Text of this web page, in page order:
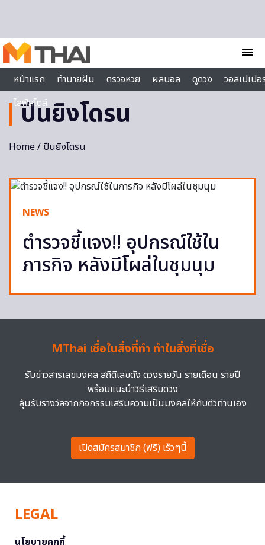
menu
หน้าแรก
ทำนายฝัน ตรวจหวย ผลบอล ดูดวง
วอลเปเป
ไลฟ์สไตล์
ปืนยิงโดรน
Home/ ปืนยิงโดรน
NEWS
ตำรวจชี้แจง!! อุปกรณ์ใช้ใน
ภารกิจ หลังมีโผล่ในชุมนุม
MThai เชื่อในสิ่งที่ทำ ทำในสิ่งที่เชื่อ
รับข่าวสารเลขมงคล สถิติเลขดัง ดวงรายวัน รายเดือน รายปี
พร้อมแนะนำวิธีเสริมดวง
ลุ้นรับรางวัลจากกิจกรรมเสริมความเป็นมงคลให้กับตัวท่านเอง
เปิดสมัครสมาชิก (ฟรี) เร็วๆนี้
LEGAL
นโยบายคุกกี้